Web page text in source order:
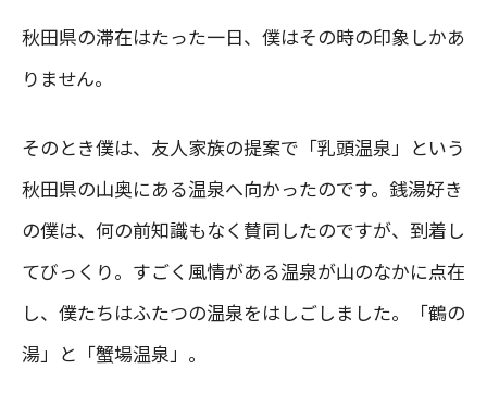
秋田県の滞在はたった一日、僕はその時の印象しかあ
りません。
そのとき僕は、友人家族の提案で「乳頭温泉」という
秋田県の山奥にある温泉へ向かったのです。銭湯好き
の僕は、何の前知識もなく賛同したのですが、到着し
てびっくり。すごく風情がある温泉が山のなかに点在
し、僕たちはふたつの温泉をはしごしました。「鶴の
湯」と「蟹場温泉」。